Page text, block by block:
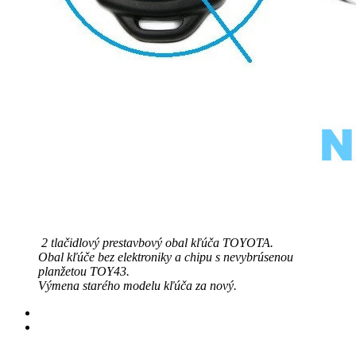
2 tlačidlový prestavbový obal kľúča TOYOTA.
Obal kľúče bez elektroniky a chipu s nevybrúsenou
planžetou TOY43.
Výmena starého modelu kľúča za nový.